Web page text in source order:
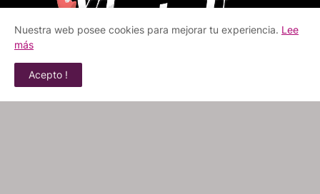
Revista whats up | Medio digital alternativo e
Nuestras fuentes de información | Agencias
Nuestra web posee cookies para mejorar tu experiencia. Lee
más
Acepto !